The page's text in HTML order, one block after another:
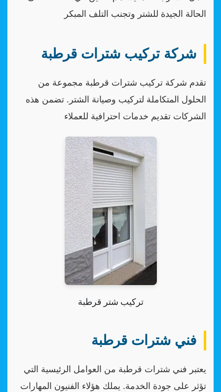
الحالة الجيدة للشتر وتجنب التلف المبكر
شركة تركيب شترات قرطبة
تقدم شركة تركيب شترات قرطبة مجموعة من
الحلول المتكاملة لتركيب وصيانة الشتر. تضمن هذه
الشركات تقديم خدمات احترافية للعملاء
تركيب شتر قرطبة
فني شترات قرطبة
يعتبر فني شترات قرطبة من العوامل الرئيسية التي
تؤثر على جودة الخدمة. يملك هؤلاء الفنيون المهارات